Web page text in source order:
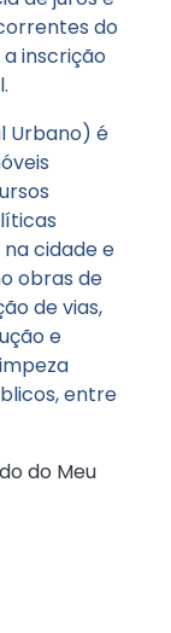
do
inscrição
Urbano) é
cidade e
obras de
de vias,
e
entre
do Meu